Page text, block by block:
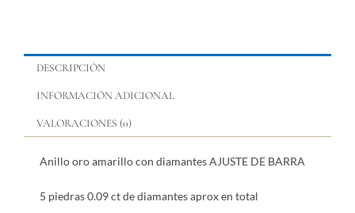
DESCRIPCIÓN
INFORMACIÓN ADICIONAL
VALORACIONES (0)
Anillo oro amarillo con diamantes AJUSTE DE BARRA
5 piedras 0.09 ct de diamantes aprox en total